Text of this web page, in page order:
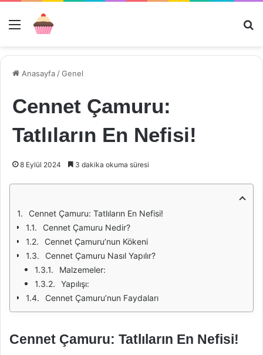
Menü
Anasayfa /Genel
Cennet Çamuru:
Tatlıların En Nefisi!
8 Eylül 2024 3 dakika okuma süresi
Cennet Çamuru: Tatlıların En Nefisi!
Cennet Çamuru Nedir?
Cennet Çamuru’nun Kökeni
Cennet Çamuru Nasıl Yapılır?
Malzemeler:
Yapılışı:
Cennet Çamuru’nun Faydaları
Cennet Çamuru: Tatlıların En Nefisi!